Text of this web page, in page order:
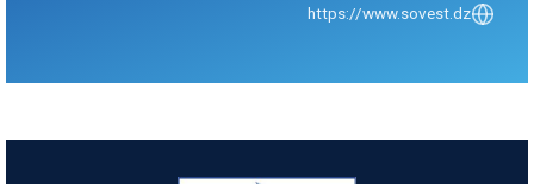
https://www.sovest.dz